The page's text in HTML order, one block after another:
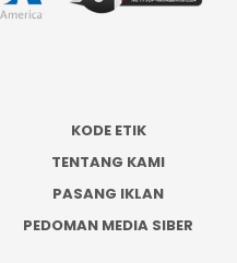
KODE ETIK
TENTANG KAMI
PASANG IKLAN
PEDOMAN MEDIA SIBER